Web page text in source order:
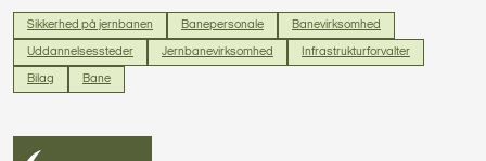
Sikkerhed på jernbanen Banepersonale Banevirksomhed
Uddannelsessteder Jernbanevirksomhed Infrastrukturforvalter
Bilag Bane